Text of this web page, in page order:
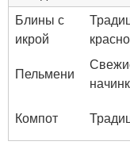
Блины с
икрой
Пельмени
Компот